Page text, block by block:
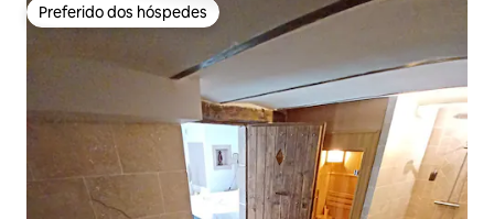
Preferido dos hóspedes
Preferido dos hóspedes